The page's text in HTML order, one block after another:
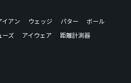
イアン ウェッジ パター
ボール
ーズ アイウェア
距離計測器